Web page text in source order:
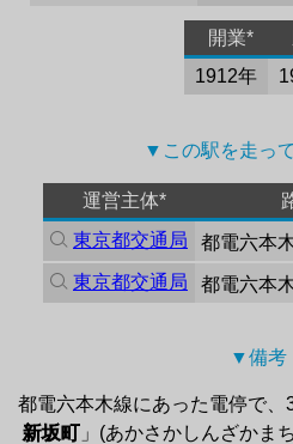
開業*
1912年
▼この駅を走っ
運営主体*
東京都交通局
都電六本
東京都交通局 都電六本
▼備
都電六本木線にあった電停で
新坂町 」(あかさかしんざかま